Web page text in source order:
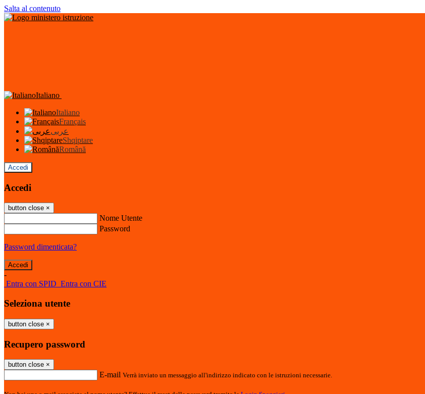
Salta al contenuto
Italiano
Italiano
Français
عربى
Shqiptare
Română
Accedi
Accedi
button close ×
Nome Utente
Password
Password dimenticata?
-
Entra con SPID Entra con CIE
Seleziona utente
button close ×
Recupero password
button close ×
E-mail Verrà inviato un messaggio all'indirizzo indicato con le istruzioni necessarie.